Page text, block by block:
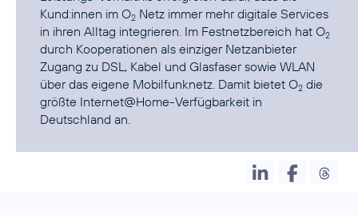
Kund:innen im O2 Netz immer mehr digitale Services
in ihren Alltag integrieren. Im Festnetzbereich hat O2
durch Kooperationen als einziger Netzanbieter
Zugang zu DSL, Kabel und Glasfaser sowie WLAN
über das eigene Mobilfunknetz. Damit bietet O2 die
größte Internet@Home-Verfügbarkeit in
Deutschland an.